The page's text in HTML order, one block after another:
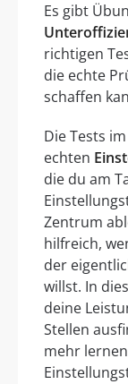
Es gibt
richtigen
die echte
schaffen
Die Tests
echten
die du am
Zentrum
hilfreich,
der
willst. In
deine
Stellen
mehr